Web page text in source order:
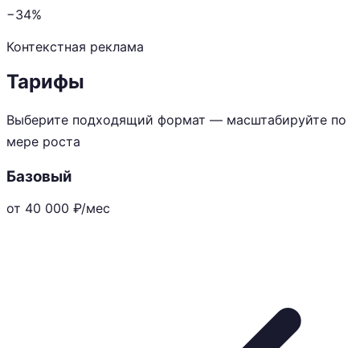
−34%
Контекстная реклама
Тарифы
Выберите подходящий формат — масштабируйте по
мере роста
Базовый
от 40 000 ₽/мес